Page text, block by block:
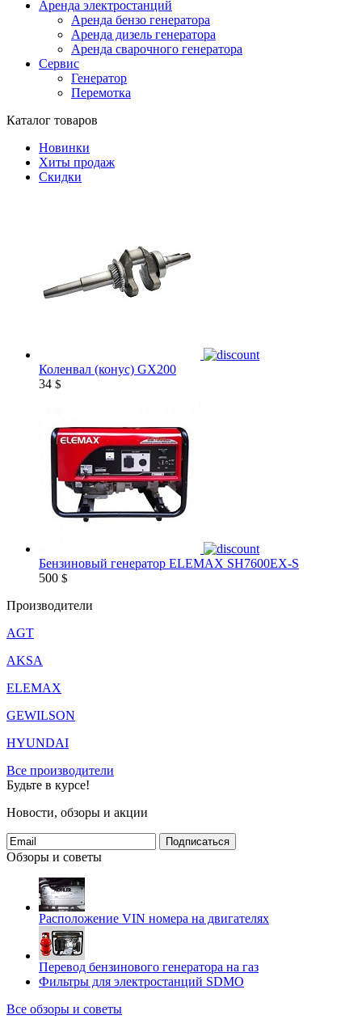
Аренда электростанций
Аренда бензо генератора
Аренда дизель генератора
Аренда сварочного генератора
Сервис
Генератор
Перемотка
Каталог товаров
Новинки
Хиты продаж
Скидки
Коленвал (конус) GX200
34 $
Бензиновый генератор ELEMAX SH7600EX-S
500 $
Производители
AGT
AKSA
ELEMAX
GEWILSON
HYUNDAI
Все производители
Будьте в курсе!
Новости, обзоры и акции
Подписаться
Обзоры и советы
Расположение VIN номера на двигателях
Перевод бензинового генератора на газ
Фильтры для электростанций SDMO
Все обзоры и советы